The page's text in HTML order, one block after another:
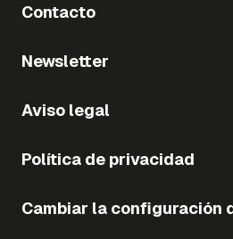
Contacto
Newsletter
Aviso legal
Política de privacidad
Cambiar la configuración